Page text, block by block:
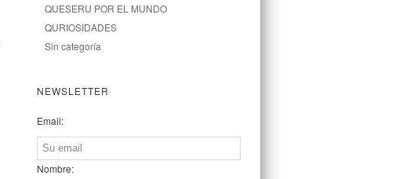
QUESERU POR EL MUNDO
QURIOSIDADES
Sin categoría
NEWSLETTER
Email:
Nombre: